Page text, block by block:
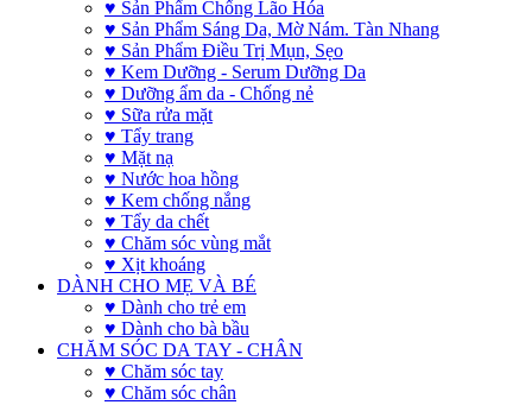
♥ Sản Phẩm Chống Lão Hóa
♥ Sản Phẩm Sáng Da, Mờ Nám. Tàn Nhang
♥ Sản Phẩm Điều Trị Mụn, Sẹo
♥ Kem Dưỡng - Serum Dưỡng Da
♥ Dưỡng ẩm da - Chống nẻ
♥ Sữa rửa mặt
♥ Tẩy trang
♥ Mặt nạ
♥ Nước hoa hồng
♥ Kem chống nắng
♥ Tẩy da chết
♥ Chăm sóc vùng mắt
♥ Xịt khoáng
DÀNH CHO MẸ VÀ BÉ
♥ Dành cho trẻ em
♥ Dành cho bà bầu
CHĂM SÓC DA TAY - CHÂN
♥ Chăm sóc tay
♥ Chăm sóc chân